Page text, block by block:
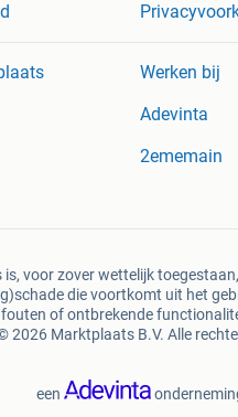
Werken bij
Adevinta
2ememain
voor zover wettelijk
die voortkomt uit het
of ontbrekende
2026 Marktplaats B.V. Alle
een